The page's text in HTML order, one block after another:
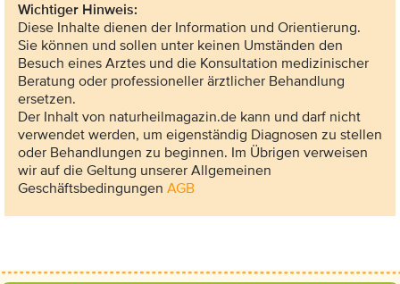
Wichtiger Hinweis:
Diese Inhalte dienen der Information und Orientierung.
Sie können und sollen unter keinen Umständen den
Besuch eines Arztes und die Konsultation medizinischer
Beratung oder professioneller ärztlicher Behandlung
ersetzen.
Der Inhalt von naturheilmagazin.de kann und darf nicht
verwendet werden, um eigenständig Diagnosen zu stellen
oder Behandlungen zu beginnen. Im Übrigen verweisen
wir auf die Geltung unserer Allgemeinen
Geschäftsbedingungen AGB